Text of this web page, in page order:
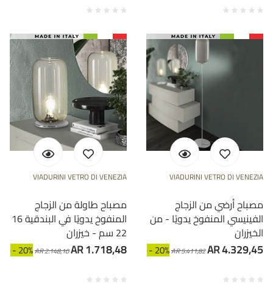
VIADURINI VETRO DI VENEZIA
مصباح طاولة من الزجاج
المنفوخ يدويًا في البندقية 16
22 سم - خيزران
- 20%AR 2.148,10AR 1.718,48
VIADURINI VETRO DI VENEZIA
مصباح أرضي من الزجاج
الفينيسي المنفوخ يدويًا - من
الخيزران
- 20%AR 5.411,82AR 4.329,45